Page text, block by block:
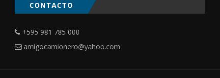
CONTACTO
+595 981 785 000
amigocamionero@yahoo.com